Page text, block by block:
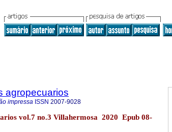
agropecuarios
impressa ISSN 2007-9028
vol.7 no.3 Villahermosa 2020 Epub 08-